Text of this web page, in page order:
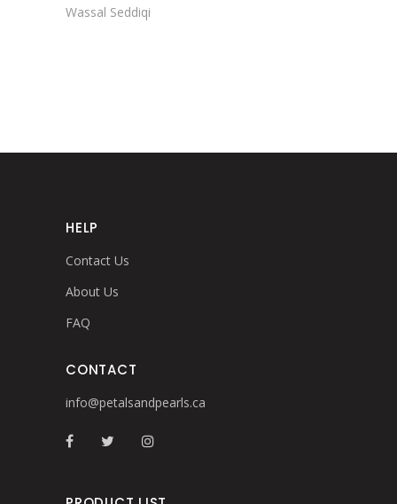
Wassal Seddiqi
HELP
Contact Us
About Us
FAQ
CONTACT
info@petalsandpearls.ca